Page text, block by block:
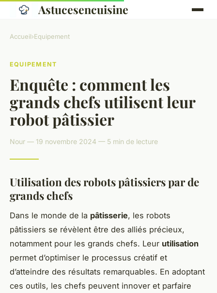
Astucesencuisine
Accueil›Equipement
EQUIPEMENT
Enquête : comment les
grands chefs utilisent leur
robot pâtissier
Nour — 19 novembre 2024 — 5 min de lecture
Utilisation des robots pâtissiers par de
grands chefs
Dans le monde de la pâtisserie, les robots
pâtissiers se révèlent être des alliés précieux,
notamment pour les grands chefs. Leur utilisation
permet d’optimiser le processus créatif et
d’atteindre des résultats remarquables. En adoptant
ces outils, les chefs peuvent innover et parfaire